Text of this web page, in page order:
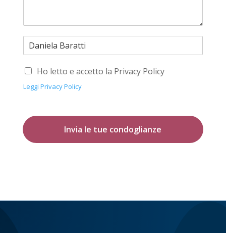
Ho letto e accetto la Privacy Policy
Leggi Privacy Policy
Invia le tue condoglianze